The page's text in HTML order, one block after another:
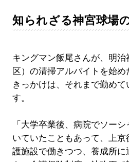
知られざる神宮球場
キングマン飯尾さんが、明
区）の清掃アルバイトを始め
きっかけは、それまで勤め
す。
「大学卒業後、病院でソー
いていたこともあって、上
護施設で働きつつ、養成所